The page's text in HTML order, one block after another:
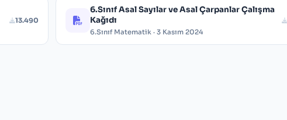
13.490
6.Sınıf Asal Sayılar ve Asal Çarpanlar Çalışma
Kağıdı
6.Sınıf Matematik · 3 Kasım 2024